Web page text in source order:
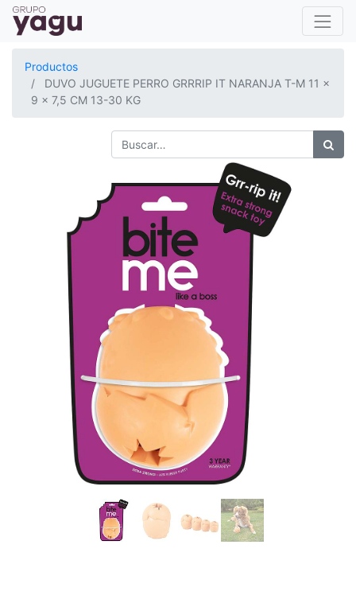
Productos
DUVO JUGUETE PERRO GRRRIP IT NARANJA T-M 11 x
9 x 7,5 CM 13-30 KG